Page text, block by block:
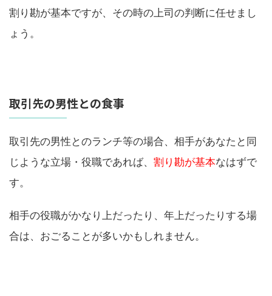
割り勘が基本ですが、その時の上司の判断に任せまし
ょう。
取引先の男性との食事
取引先の男性とのランチ等の場合、相手があなたと同
じような立場・役職であれば、 割り勘が基本なはずで
す。
相手の役職がかなり上だったり、年上だったりする場
合は、おごることが多いかもしれません。